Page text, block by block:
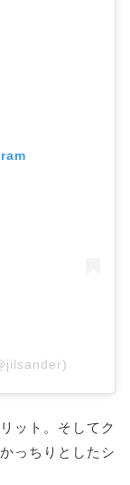
ット。そしてク
っちりとしたシ